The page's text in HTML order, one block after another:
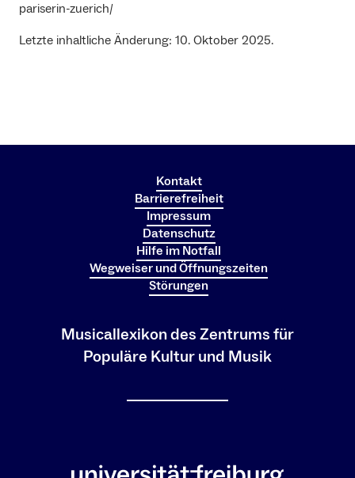
pariserin-zuerich/
Letzte inhaltliche Änderung: 10. Oktober 2025.
Kontakt
Barrierefreiheit
Impressum
Datenschutz
Hilfe im Notfall
Wegweiser und Öffnungszeiten
Störungen
Musicallexikon des Zentrums für
Populäre Kultur und Musik